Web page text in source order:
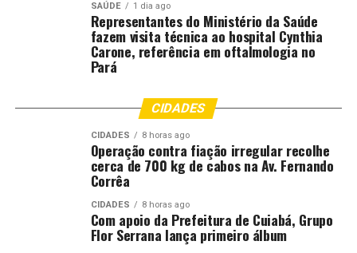
SAÚDE 1 dia ago
Representantes do Ministério da Saúde
fazem visita técnica ao hospital Cynthia
Carone, referência em oftalmologia no
Pará
CIDADES
CIDADES 8 horas ago
Operação contra fiação irregular recolhe
cerca de 700 kg de cabos na Av. Fernando
Corrêa
CIDADES 8 horas ago
Com apoio da Prefeitura de Cuiabá, Grupo
Flor Serrana lança primeiro álbum